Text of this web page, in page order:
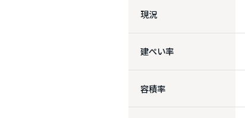
現況
建ぺい率
容積率